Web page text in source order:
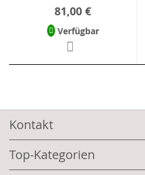
81,00 €
Verfügbar
Kontakt
Top-Kategorien